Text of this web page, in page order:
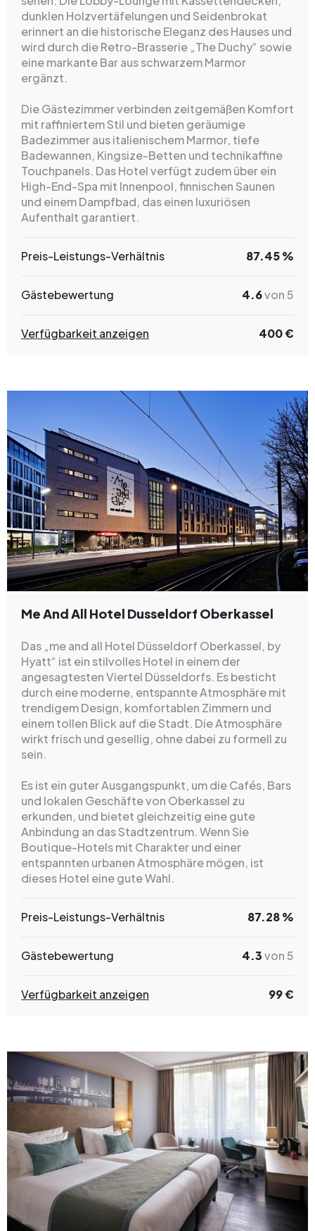
dunklen Holzvertäfelungen und Seidenbrokat
erinnert an die historische Eleganz des Hauses und
wird durch die Retro-Brasserie „The Duchy“ sowie
eine markante Bar aus schwarzem Marmor
ergänzt.
Die Gästezimmer verbinden zeitgemäßen Komfort
mit raffiniertem Stil und bieten geräumige
Badezimmer aus italienischem Marmor, tiefe
Badewannen, Kingsize-Betten und technikaffine
Touchpanels. Das Hotel verfügt zudem über ein
High-End-Spa mit Innenpool, finnischen Saunen
und einem Dampfbad, das einen luxuriösen
Aufenthalt garantiert.
Preis-Leistungs-Verhältnis 87.45 %
Gästebewertung 4.6von 5
Verfügbarkeit anzeigen 400 €
Me And All Hotel Dusseldorf Oberkassel
Das „me and all Hotel Düsseldorf Oberkassel, by
Hyatt“ ist ein stilvolles Hotel in einem der
angesagtesten Viertel Düsseldorfs. Es besticht
durch eine moderne, entspannte Atmosphäre mit
trendigem Design, komfortablen Zimmern und
einem tollen Blick auf die Stadt. Die Atmosphäre
wirkt frisch und gesellig, ohne dabei zu formell zu
sein.
Es ist ein guter Ausgangspunkt, um die Cafés, Bars
und lokalen Geschäfte von Oberkassel zu
erkunden, und bietet gleichzeitig eine gute
Anbindung an das Stadtzentrum. Wenn Sie
Boutique-Hotels mit Charakter und einer
entspannten urbanen Atmosphäre mögen, ist
dieses Hotel eine gute Wahl.
Preis-Leistungs-Verhältnis 87.28 %
Gästebewertung 4.3von 5
Verfügbarkeit anzeigen 99 €